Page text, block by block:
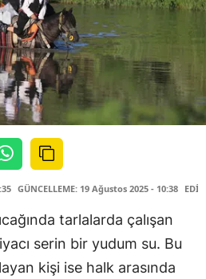
GÜNCELLEME: 19 Ağustos 2025 - 10:38
tarlalarda çalışan
serin bir yudum su. Bu
kişi ise halk arasında